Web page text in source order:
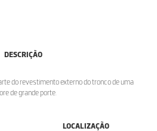
DESCRIÇÃO
do revestimento externo do tronco de uma
de grande porte.
LOCALIZAÇÃO